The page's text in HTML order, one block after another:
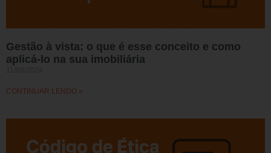
Gestão à vista: o que é esse conceito e como
aplicá-lo na sua imobiliária
CONTINUAR LENDO »